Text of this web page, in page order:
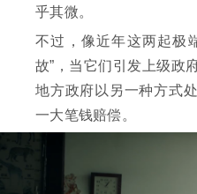
乎其微。
不过，像近年这两起极
故”，当它们引发上级政
地方政府以另一种方式
一大笔钱赔偿。